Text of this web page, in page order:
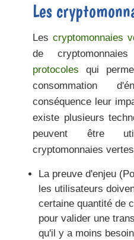
Les
Les cryptomonnaies
de
protocoles qui
consommation
conséquence leur
existe plusieurs
peuvent être
cryptomonnaies
La preuve d'enjeu
les utilisateurs
certaine quantité de
pour valider une
qu'il y a moins